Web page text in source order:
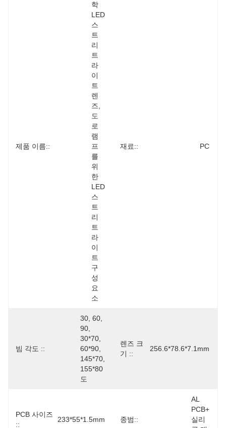
제품 이름::
학
LED
스
트
리
트
라
이
트
렌
즈,
도
로
램
프
를
위
한
LED
스
트
리
트
라
이
트
구
성
요
소
재료:: PC
빔 각도 ::
30, 60,
90,
30*70,
60*90,
145*70,
155*80
도
렌즈 크
기 ::
256.6*78.6*7.1mm
PCB 사이즈
::
233*55*1.5mm 종범::
AL
PCB+
실리